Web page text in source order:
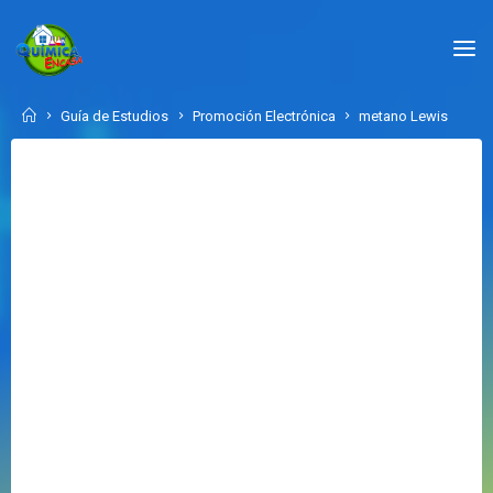
content
CASA.COM
HomeGuía de Estudios Promoción Electrónica metano Lewis